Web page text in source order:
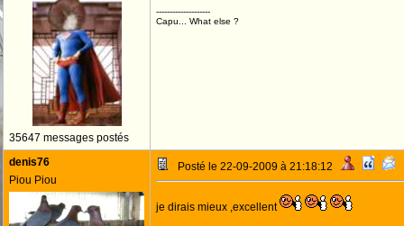
35647 messages postés
--------------------
Capu... What else ?
denis76
Piou Piou
Posté le 22-09-2009 à 21:18:12
je dirais mieux ,excellent